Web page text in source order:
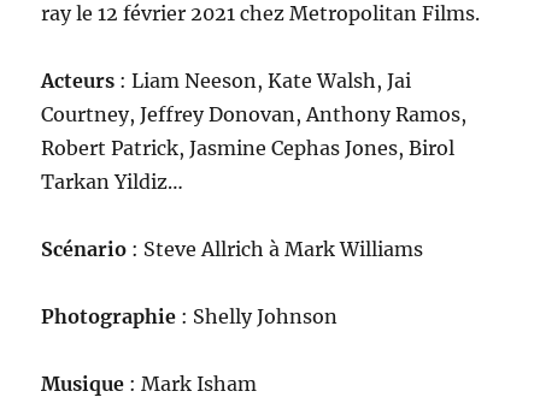
ray le 12 février 2021 chez Metropolitan Films.
Acteurs : Liam Neeson, Kate Walsh, Jai
Courtney, Jeffrey Donovan, Anthony Ramos,
Robert Patrick, Jasmine Cephas Jones, Birol
Tarkan Yildiz…
Scénario : Steve Allrich à Mark Williams
Photographie : Shelly Johnson
Musique : Mark Isham